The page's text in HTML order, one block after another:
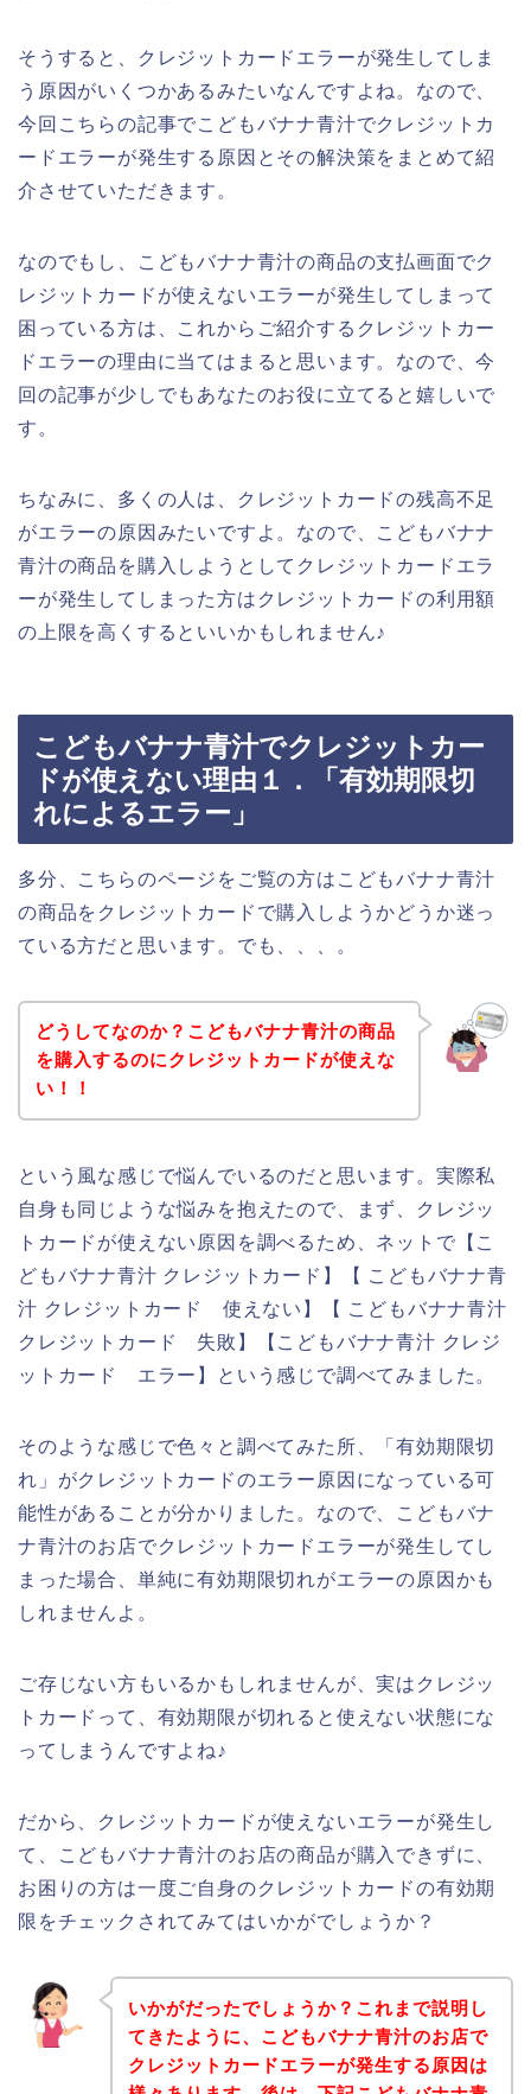
そうすると、クレジットカードエラーが発生してしま
う原因がいくつかあるみたいなんですよね。なので、
今回こちらの記事でこどもバナナ青汁でクレジットカ
ードエラーが発生する原因とその解決策をまとめて紹
介させていただきます。
なのでもし、こどもバナナ青汁の商品の支払画面でク
レジットカードが使えないエラーが発生してしまって
困っている方は、これからご紹介するクレジットカー
ドエラーの理由に当てはまると思います。なので、今
回の記事が少しでもあなたのお役に立てると嬉しいで
す。
ちなみに、多くの人は、クレジットカードの残高不足
がエラーの原因みたいですよ。なので、こどもバナナ
青汁の商品を購入しようとしてクレジットカードエラ
ーが発生してしまった方はクレジットカードの利用額
の上限を高くするといいかもしれません♪
こどもバナナ青汁でクレジットカー
ドが使えない理由１．「有効期限切
れによるエラー」
多分、こちらのページをご覧の方はこどもバナナ青汁
の商品をクレジットカードで購入しようかどうか迷っ
ている方だと思います。でも、、、。
どうしてなのか？こどもバナナ青汁の商品
を購入するのにクレジットカードが使えな
い！！
という風な感じで悩んでいるのだと思います。実際私
自身も同じような悩みを抱えたので、まず、クレジッ
トカードが使えない原因を調べるため、ネットで【こ
どもバナナ青汁 クレジットカード】【 こどもバナナ青
汁 クレジットカード 使えない】【 こどもバナナ青汁
クレジットカード 失敗】【こどもバナナ青汁 クレジ
ットカード エラー】という感じで調べてみました。
そのような感じで色々と調べてみた所、「有効期限切
れ」がクレジットカードのエラー原因になっている可
能性があることが分かりました。なので、こどもバナ
ナ青汁のお店でクレジットカードエラーが発生してし
まった場合、単純に有効期限切れがエラーの原因かも
しれませんよ。
ご存じない方もいるかもしれませんが、実はクレジッ
トカードって、有効期限が切れると使えない状態にな
ってしまうんですよね♪
だから、クレジットカードが使えないエラーが発生し
て、こどもバナナ青汁のお店の商品が購入できずに、
お困りの方は一度ご自身のクレジットカードの有効期
限をチェックされてみてはいかがでしょうか？
いかがだったでしょうか？これまで説明し
てきたように、こどもバナナ青汁のお店で
クレジットカードエラーが発生する原因は